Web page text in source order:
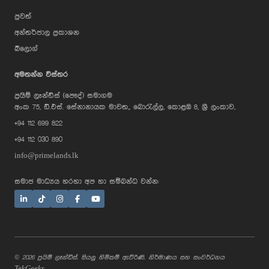
පුවත්
අන්තර්ජාල ප්‍රකාශන
බ්ලොග්
අමතන්න විස්තර
ප්‍රයිම් ලෑන්ඩ්ස් (පෞද්) සමාගම
අංක 75, ඩී.එස්. සේනානායක මාවත,, බොරැල්ල, කොළඹ 8, ශ්‍රී ලංකාව,
+94 112 699 822
+94 112 030 890
info@primelands.lk
සමාජ මාධ්‍යය හරහා අප හා සම්බන්ධ වන්න:
© 2026 ප්‍රයිම් ලෑන්ඩ්ස්. සියලු හිමිකම් ඇවිරිණි. නිර්මාණය සහ සංවර්ධනය
AI Assistant
with me, or simply type your
message below and I'll be happy to